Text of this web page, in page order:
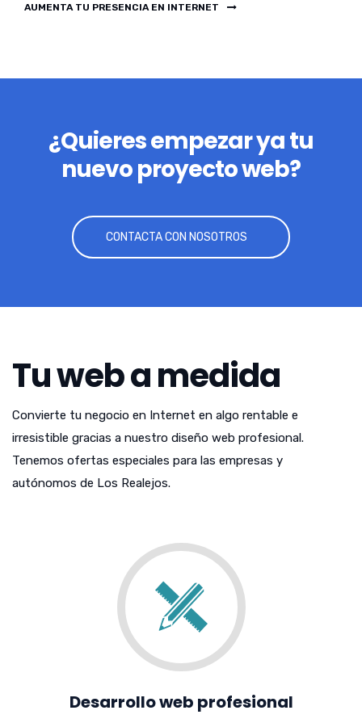
AUMENTA TU PRESENCIA EN INTERNET
¿Quieres empezar ya tu
nuevo proyecto web?
CONTACTA CON NOSOTROS
Tu web a medida
Convierte tu negocio en Internet en algo rentable e
irresistible gracias a nuestro diseño web profesional.
Tenemos ofertas especiales para las empresas y
autónomos de Los Realejos.
Desarrollo web profesional